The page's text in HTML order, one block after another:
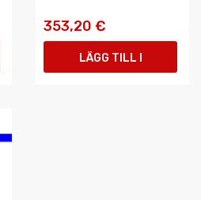
353,20 €
LÄGG TILL I